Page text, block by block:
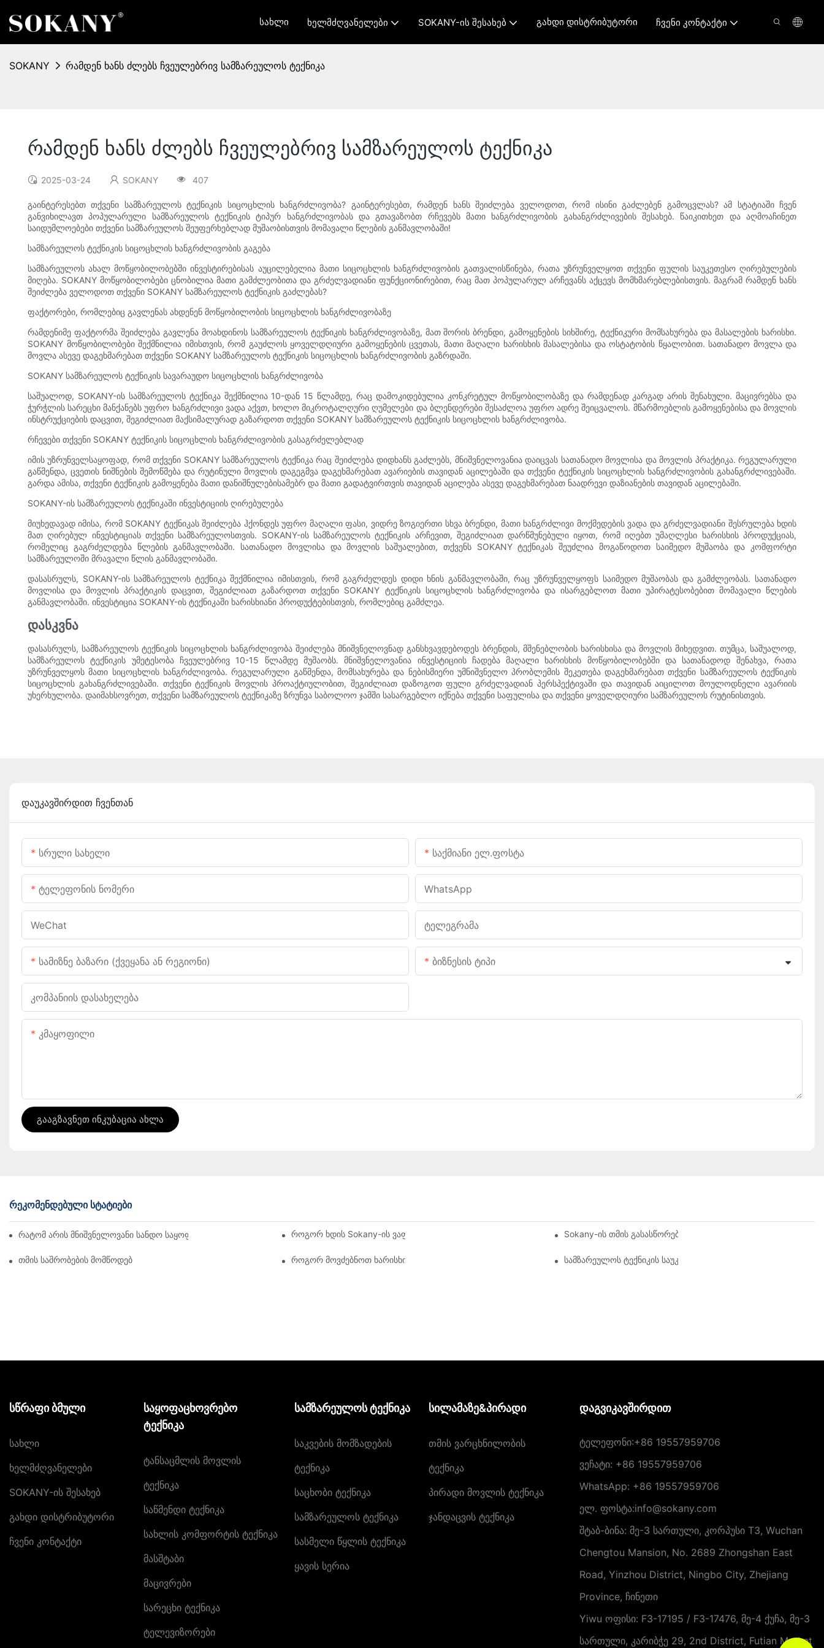
Სახლი Ხელმძღვანელები SOKANY-Ის Შესახებ Გახდი Დისტრიბუტორი Ჩვენი Კონტაქტი
SOKANY რამდენ ხანს ძლებს ჩვეულებრივ სამზარეულოს ტექნიკა
რამდენ ხანს ძლებს ჩვეულებრივ სამზარეულოს ტექნიკა
2025-03-24 SOKANY 407
გაინტერესებთ თქვენი სამზარეულოს ტექნიკის სიცოცხლის ხანგრძლივობა? გაინტერესებთ, რამდენ ხანს შეიძლება ველოდოთ, რომ ისინი გაძლებენ გამოცვლას? ამ სტატიაში ჩვენ
განვიხილავთ პოპულარული სამზარეულოს ტექნიკის ტიპურ ხანგრძლივობას და გთავაზობთ რჩევებს მათი ხანგრძლივობის გახანგრძლივების შესახებ. წაიკითხეთ და აღმოაჩინეთ
საიდუმლოებები თქვენი სამზარეულოს შეუფერხებლად მუშაობისთვის მომავალი წლების განმავლობაში!
სამზარეულოს ტექნიკის სიცოცხლის ხანგრძლივობის გაგება
სამზარეულოს ახალ მოწყობილობებში ინვესტირებისას აუცილებელია მათი სიცოცხლის ხანგრძლივობის გათვალისწინება, რათა უზრუნველყოთ თქვენი ფულის საუკეთესო ღირებულების
მიღება. SOKANY მოწყობილობები ცნობილია მათი გამძლეობითა და გრძელვადიანი ფუნქციონირებით, რაც მათ პოპულარულ არჩევანს აქცევს მომხმარებლებისთვის. მაგრამ რამდენ ხანს
შეიძლება ველოდოთ თქვენი SOKANY სამზარეულოს ტექნიკის გაძლებას?
ფაქტორები, რომლებიც გავლენას ახდენენ მოწყობილობის სიცოცხლის ხანგრძლივობაზე
რამდენიმე ფაქტორმა შეიძლება გავლენა მოახდინოს სამზარეულოს ტექნიკის ხანგრძლივობაზე, მათ შორის ბრენდი, გამოყენების სიხშირე, ტექნიკური მომსახურება და მასალების ხარისხი.
SOKANY მოწყობილობები შექმნილია იმისთვის, რომ გაუძლოს ყოველდღიური გამოყენების ცვეთას, მათი მაღალი ხარისხის მასალებისა და ოსტატობის წყალობით. სათანადო მოვლა და
მოვლა ასევე დაგეხმარებათ თქვენი SOKANY სამზარეულოს ტექნიკის სიცოცხლის ხანგრძლივობის გაზრდაში.
SOKANY სამზარეულოს ტექნიკის სავარაუდო სიცოცხლის ხანგრძლივობა
საშუალოდ, SOKANY-ის სამზარეულოს ტექნიკა შექმნილია 10-დან 15 წლამდე, რაც დამოკიდებულია კონკრეტულ მოწყობილობაზე და რამდენად კარგად არის შენახული. მაცივრებსა და
ჭურჭლის სარეცხი მანქანებს უფრო ხანგრძლივი ვადა აქვთ, ხოლო მიკროტალღური ღუმელები და ბლენდერები შესაძლოა უფრო ადრე შეიცვალოს. მწარმოებლის გამოყენებისა და მოვლის
ინსტრუქციების დაცვით, შეგიძლიათ მაქსიმალურად გაზარდოთ თქვენი SOKANY სამზარეულოს ტექნიკის სიცოცხლის ხანგრძლივობა.
რჩევები თქვენი SOKANY ტექნიკის სიცოცხლის ხანგრძლივობის გასაგრძელებლად
იმის უზრუნველსაყოფად, რომ თქვენი SOKANY სამზარეულოს ტექნიკა რაც შეიძლება დიდხანს გაძლებს, მნიშვნელოვანია დაიცვას სათანადო მოვლისა და მოვლის პრაქტიკა. რეგულარული
გაწმენდა, ცვეთის ნიშნების შემოწმება და რუტინული მოვლის დაგეგმვა დაგეხმარებათ ავარიების თავიდან აცილებაში და თქვენი ტექნიკის სიცოცხლის ხანგრძლივობის გახანგრძლივებაში.
გარდა ამისა, თქვენი ტექნიკის გამოყენება მათი დანიშნულებისამებრ და მათი გადატვირთვის თავიდან აცილება ასევე დაგეხმარებათ ნაადრევი დაზიანების თავიდან აცილებაში.
SOKANY-ის სამზარეულოს ტექნიკაში ინვესტიციის ღირებულება
მიუხედავად იმისა, რომ SOKANY ტექნიკას შეიძლება ჰქონდეს უფრო მაღალი ფასი, ვიდრე ზოგიერთი სხვა ბრენდი, მათი ხანგრძლივი მოქმედების ვადა და გრძელვადიანი შესრულება ხდის
მათ ღირებულ ინვესტიციას თქვენი სამზარეულოსთვის. SOKANY-ის სამზარეულოს ტექნიკის არჩევით, შეგიძლიათ დარწმუნებული იყოთ, რომ იღებთ უმაღლესი ხარისხის პროდუქციას,
რომელიც გაგრძელდება წლების განმავლობაში. სათანადო მოვლისა და მოვლის საშუალებით, თქვენს SOKANY ტექნიკას შეუძლია მოგაწოდოთ საიმედო მუშაობა და კომფორტი
სამზარეულოში მრავალი წლის განმავლობაში.
დასასრულს, SOKANY-ის სამზარეულოს ტექნიკა შექმნილია იმისთვის, რომ გაგრძელდეს დიდი ხნის განმავლობაში, რაც უზრუნველყოფს საიმედო მუშაობას და გამძლეობას. სათანადო
მოვლისა და მოვლის პრაქტიკის დაცვით, შეგიძლიათ გაზარდოთ თქვენი SOKANY ტექნიკის სიცოცხლის ხანგრძლივობა და ისარგებლოთ მათი უპირატესობებით მომავალი წლების
განმავლობაში. ინვესტიცია SOKANY-ის ტექნიკაში ხარისხიანი პროდუქტებისთვის, რომლებიც გამძლეა.
დასკვნა
დასასრულს, სამზარეულოს ტექნიკის სიცოცხლის ხანგრძლივობა შეიძლება მნიშვნელოვნად განსხვავდებოდეს ბრენდის, მშენებლობის ხარისხისა და მოვლის მიხედვით. თუმცა, საშუალოდ,
სამზარეულოს ტექნიკის უმეტესობა ჩვეულებრივ 10-15 წლამდე მუშაობს. მნიშვნელოვანია ინვესტიციის ჩადება მაღალი ხარისხის მოწყობილობებში და სათანადოდ შენახვა, რათა
უზრუნველყოს მათი სიცოცხლის ხანგრძლივობა. რეგულარული გაწმენდა, მომსახურება და ნებისმიერი უმნიშვნელო პრობლემის შეკეთება დაგეხმარებათ თქვენი სამზარეულოს ტექნიკის
სიცოცხლის გახანგრძლივებაში. თქვენი ტექნიკის მოვლის პროაქტიულობით, შეგიძლიათ დაზოგოთ ფული გრძელვადიან პერსპექტივაში და თავიდან აიცილოთ მოულოდნელი ავარიის
უხერხულობა. დაიმახსოვრეთ, თქვენი სამზარეულოს ტექნიკაზე ზრუნვა საბოლოო ჯამში სასარგებლო იქნება თქვენი საფულისა და თქვენი ყოველდღიური სამზარეულოს რუტინისთვის.
დაუკავშირდით ჩვენთან
Სრული Სახელი Საქმიანი Ელ.ფოსტა
Ტელეფონის Ნომერი WhatsApp
WeChat Ტელეგრამა
Სამიზნე Ბაზარი (ქვეყანა Ან Რეგიონი) Ბიზნესის Ტიპი
Კომპანიის Დასახელება
Კმაყოფილი
Გააგზავნეთ Ინკუბაცია Ახლა
ᲠᲔᲙᲝᲛᲔᲜᲓᲔᲑᲣᲚᲘ ᲡᲢᲐᲢᲘᲔᲑᲘ
რატომ არის მნიშვნელოვანი სანდო საყოფაცხოვრებო ტექნიკის მწარმოებლის არჩევაროგორ ხდის Sokany-ის ვაფლის აპარატი საუზმეს სახალისოს და მარტივსSokany-ის თმის გასასწორებელი: გარდამტეხი თქვენი თმის
თმის საშრობების მომწოდებლების როლი სილამაზის ინდუსტრიაში როგორ მოვძებნოთ ხარისხიანი სამზარეულოს ტექნიკის მომწოდებლები თქვენი მაღაზიისთვისსამზარეულოს ტექნიკის საუკეთესო მწარმოებლები,
სწრაფი ბმული
Სახლი
Ხელმძღვანელები
SOKANY-Ის Შესახებ
Გახდი Დისტრიბუტორი
Ჩვენი Კონტაქტი
საყოფაცხოვრებო
ტექნიკა
Ტანსაცმლის Მოვლის
Ტექნიკა
Საწმენდი Ტექნიკა
Სახლის Კომფორტის Ტექნიკა
Მასშტაბი
Მაცივრები
Სარეცხი Ტექნიკა
Ტელევიზორები
სამზარეულოს ტექნიკა
Საკვების Მომზადების
Ტექნიკა
Საცხობი Ტექნიკა
Სამზარეულოს Ტექნიკა
Სასმელი Წყლის Ტექნიკა
Ყავის Სერია
სილამაზე&პირადი
Თმის Ვარცხნილობის
Ტექნიკა
Პირადი Მოვლის Ტექნიკა
Ჯანდაცვის Ტექნიკა
დაგვიკავშირდით
ტელეფონი:+86 19557959706
ვეჩატი: +86 19557959706
WhatsApp: +86 19557959706
ელ. ფოსტა:info@sokany.com
შტაბ-ბინა: მე-3 სართული, კორპუსი T3, Wuchan
Chengtou Mansion, No. 2689 Zhongshan East
Road, Yinzhou District, Ningbo City, Zhejiang
Province, ჩინეთი
Yiwu ოფისი: F3-17195 / F3-17476, მე-4 ქუჩა, მე-3
სართული, კარიბჭე 29, 2nd District, Futian Market